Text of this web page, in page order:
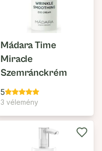
Mádara Time
Miracle
Szemránckrém
5
3 vélemény